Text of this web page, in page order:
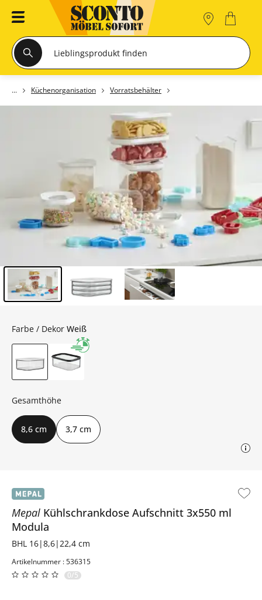
Küchenorganisation Vorratsbehälter
Mepal Kühlschrankdose Aufschnitt 3x550 ml
Modula
BHL 16|8,6|22,4 cm
Artikelnummer : 536315
0/5
Farbe / Dekor Weiß
Gesamthöhe
8,6 cm 3,7 cm